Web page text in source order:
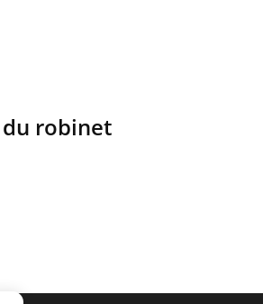
du robinet